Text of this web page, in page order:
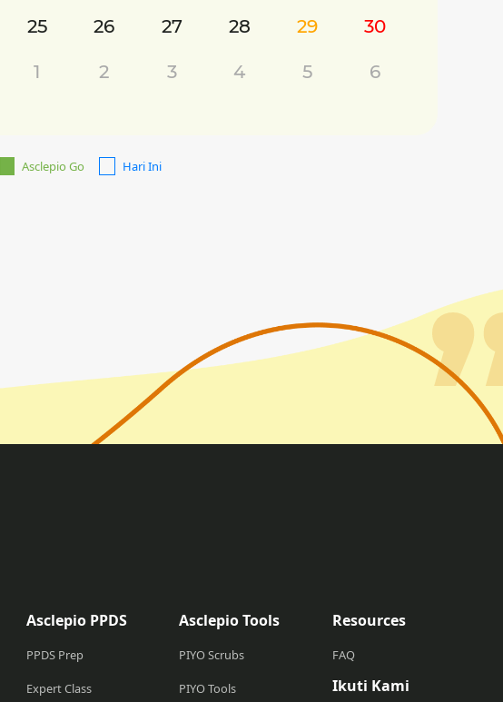
25 26 27 28 29 30
1 2 3 4 5 6
Asclepio Go Hari Ini
Asclepio PPDS
PPDS Prep
Expert Class
Asclepio Tools
PIYO Scrubs
PIYO Tools
Resources
FAQ
Ikuti Kami